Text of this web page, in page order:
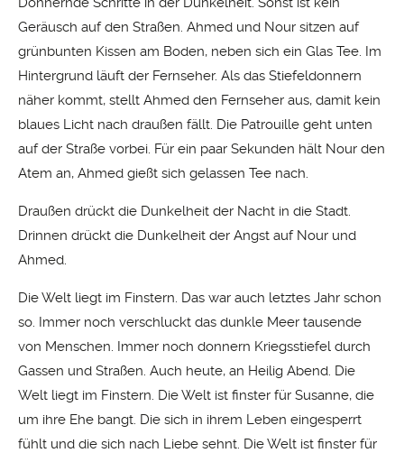
Geräusch auf den Straßen. Ahmed und Nour sitzen auf
grünbunten Kissen am Boden, neben sich ein Glas Tee. Im
Hintergrund läuft der Fernseher. Als das Stiefeldonnern
näher kommt, stellt Ahmed den Fernseher aus, damit kein
blaues Licht nach draußen fällt. Die Patrouille geht unten
auf der Straße vorbei. Für ein paar Sekunden hält Nour den
Atem an, Ahmed gießt sich gelassen Tee nach.
Draußen drückt die Dunkelheit der Nacht in die Stadt.
Drinnen drückt die Dunkelheit der Angst auf Nour und
Ahmed.
Die Welt liegt im Finstern. Das war auch letztes Jahr schon
so. Immer noch verschluckt das dunkle Meer tausende
von Menschen. Immer noch donnern Kriegsstiefel durch
Gassen und Straßen. Auch heute, an Heilig Abend. Die
Welt liegt im Finstern. Die Welt ist finster für Susanne, die
um ihre Ehe bangt. Die sich in ihrem Leben eingesperrt
fühlt und die sich nach Liebe sehnt. Die Welt ist finster für